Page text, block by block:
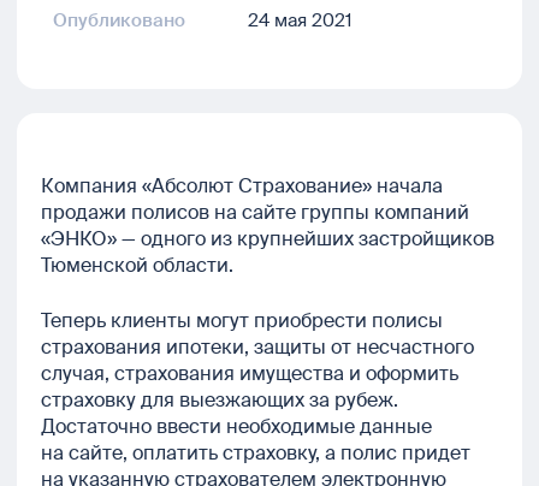
Опубликовано 24 мая 2021
Компания «Абсолют Страхование» начала
продажи полисов на сайте группы компаний
«ЭНКО» — одного из крупнейших застройщиков
Тюменской области.
Теперь клиенты могут приобрести полисы
страхования ипотеки, защиты от несчастного
случая, страхования имущества и оформить
страховку для выезжающих за рубеж.
Достаточно ввести необходимые данные
на сайте, оплатить страховку, а полис придет
на указанную страхователем электронную